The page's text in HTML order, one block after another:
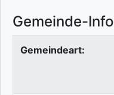
Gemeinde-Info
Gemeindeart: